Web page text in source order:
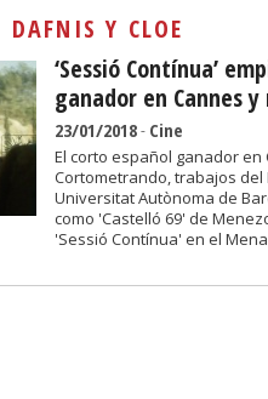
DAFNIS Y CLOE
‘Sessió Contínua’
ganador en Cannes
23/01/2018- Cine
El corto español ganador
Cortometrando, trabajos
Universitat Autònoma de
como 'Castelló 69' de
'Sessió Contínua' en el